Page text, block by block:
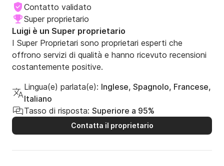
Contatto validato
Super proprietario
Luigi è un Super proprietario
I Super Proprietari sono proprietari esperti che
offrono servizi di qualità e hanno ricevuto recensioni
costantemente positive.
Lingua(e) parlata(e): Inglese, Spagnolo, Francese,
Italiano
Tasso di risposta: Superiore a 95%
Contatta il proprietario